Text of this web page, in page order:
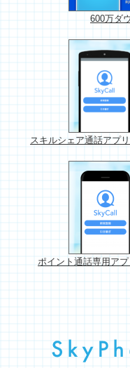
600万ダ
スキルシェア通話アプ
ポイント通話専用ア